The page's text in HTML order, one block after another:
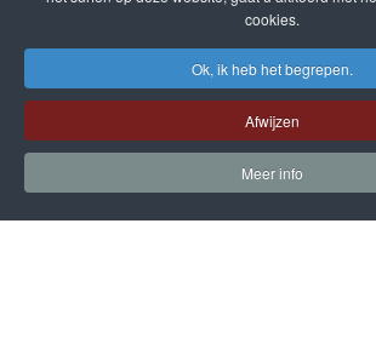
cookies.
Ok, ik heb het begrepen.
Afwijzen
Meer info